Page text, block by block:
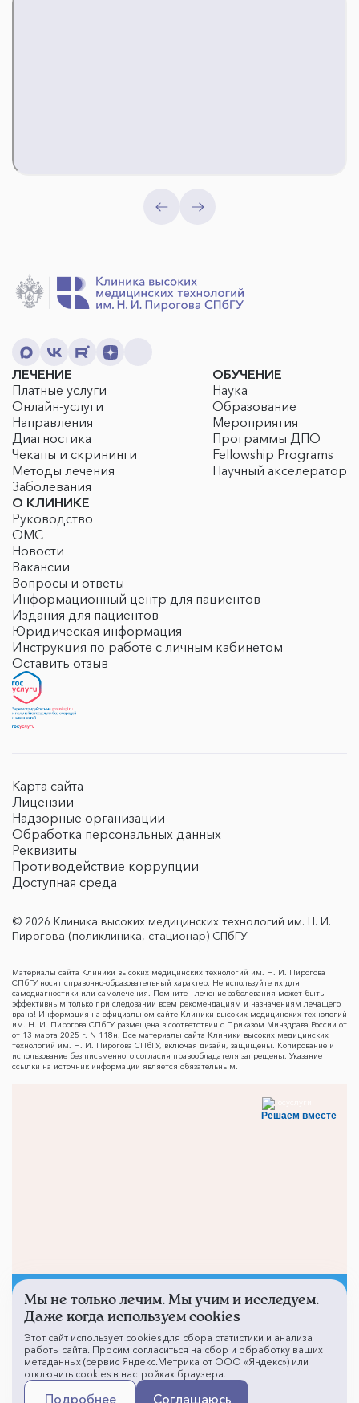
ЛЕЧЕНИЕ
Платные услуги
Онлайн-услуги
Направления
Диагностика
Чекапы и скрининги
Методы лечения
Заболевания
ОБУЧЕНИЕ
Наука
Образование
Мероприятия
Программы ДПО
Fellowship Programs
Научный акселератор
О КЛИНИКЕ
Руководство
ОМС
Новости
Вакансии
Вопросы и ответы
Информационный центр для пациентов
Издания для пациентов
Юридическая информация
Инструкция по работе с личным кабинетом
Оставить отзыв
Карта сайта
Лицензии
Надзорные организации
Обработка персональных данных
Реквизиты
Противодействие коррупции
Доступная среда
© 2026 Клиника высоких медицинских технологий им. Н. И.
Пирогова (поликлиника, стационар) СПбГУ
Материалы сайта Клиники высоких медицинских технологий им. Н. И. Пирогова
СПбГУ носят справочно-образовательный характер. Не используйте их для
самодиагностики или самолечения. Помните - лечение заболевания может быть
эффективным только при следовании всем рекомендациям и назначениям лечащего
врача! Информация на официальном сайте Клиники высоких медицинских технологий
им. Н. И. Пирогова СПбГУ размещена в соответствии с Приказом Минздрава России от
от 13 марта 2025 г. N 118н. Все материалы сайта Клиники высоких медицинских
технологий им. Н. И. Пирогова СПбГУ, включая дизайн, защищены. Копирование и
использование без письменного согласия правообладателя запрещены. Указание
ссылки на источник информации является обязательным.
Решаем вместе
Не смогли записаться к
врачу?
Написать о проблеме
Мы не только лечим. Мы учим и исследуем.
Даже когда используем cookies
Этот сайт использует cookies для сбора статистики и анализа
работы сайта. Просим согласиться на сбор и обработку ваших
метаданных (сервис Яндекс.Метрика от ООО «Яндекс») или
отключить cookies в настройках браузера.
Подробнее Соглашаюсь